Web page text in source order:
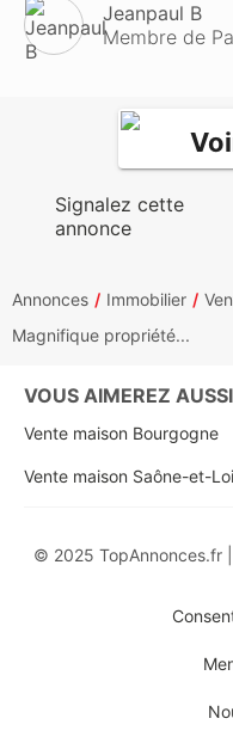
Jeanpaul B
Membre de
Signalez cette
annonce
Annonces Immobilier
Magnifique propriété...
VOUS AIMEREZ AUSSI
Vente maison Bourgogne
Vente maison Saône-et-
© 2025 TopAnnonces.fr